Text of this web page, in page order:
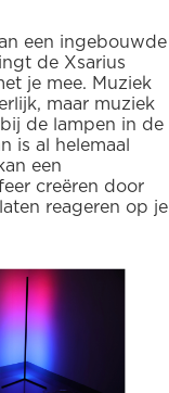
een ingebouwde
de Xsarius
je mee. Muziek
maar muziek
de lampen in de
is al helemaal
een
creëren door
reageren op je